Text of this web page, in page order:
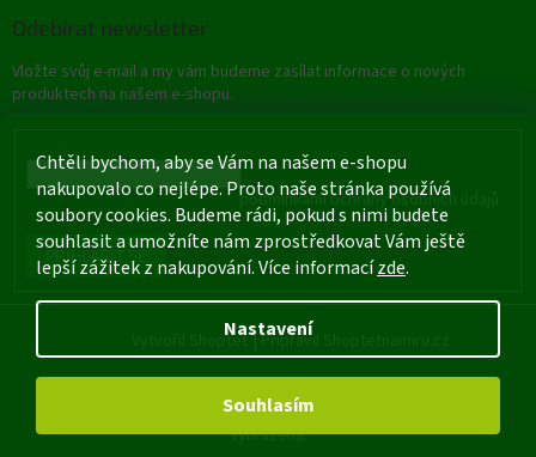
Chtěli bychom, aby se Vám na našem e-shopu
nakupovalo co nejlépe. Proto naše stránka používá
soubory cookies. Budeme rádi, pokud s nimi budete
souhlasit a umožníte nám zprostředkovat Vám ještě
lepší zážitek z nakupování. Více informacízde.
Nastavení
Souhlasím
Odebírat newsletter
Vložte svůj e-mail a my vám budeme zasílat informace o nových
produktech na našem e-shopu.
Vložením e-mailu souhlasíte s podmínkami ochrany osobních údajů
PŘIHLÁSIT SE
Vytvořil Shoptet |Připravil Shoptetnamiru.cz
Rybářské potřeby - Štětí
vyhrazena.